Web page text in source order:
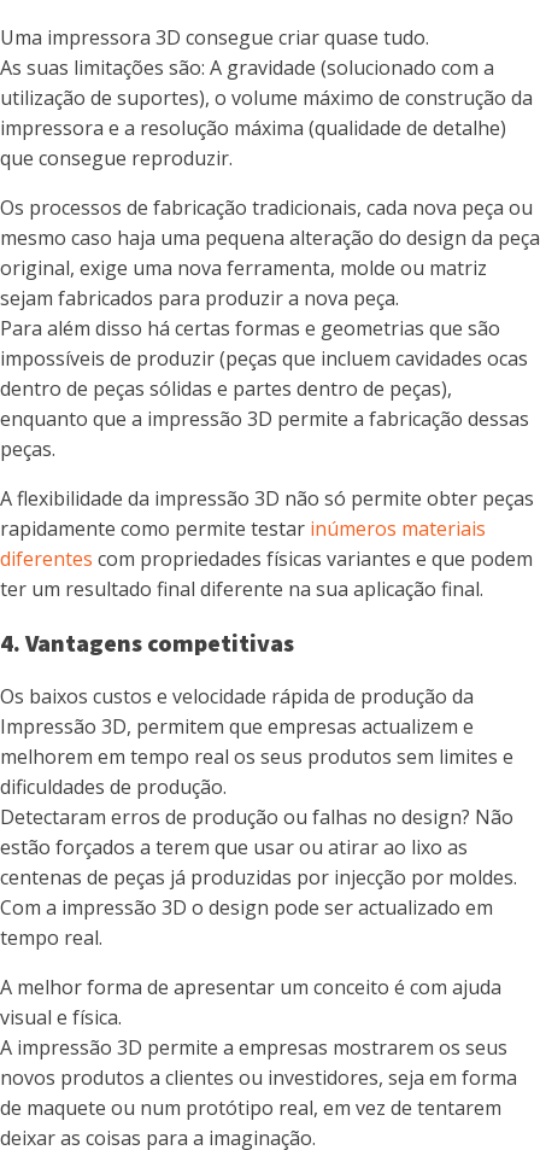
Uma impressora 3D consegue criar quase tudo.
As suas limitações são: A gravidade (solucionado com a
utilização de suportes), o volume máximo de construção da
impressora e a resolução máxima (qualidade de detalhe)
que consegue reproduzir.
Os processos de fabricação tradicionais, cada nova peça ou
mesmo caso haja uma pequena alteração do design da peça
original, exige uma nova ferramenta, molde ou matriz
sejam fabricados para produzir a nova peça.
Para além disso há certas formas e geometrias que são
impossíveis de produzir (peças que incluem cavidades ocas
dentro de peças sólidas e partes dentro de peças),
enquanto que a impressão 3D permite a fabricação dessas
peças.
A flexibilidade da impressão 3D não só permite obter peças
rapidamente como permite testar inúmeros materiais
diferentes com propriedades físicas variantes e que podem
ter um resultado final diferente na sua aplicação final.
4. Vantagens competitivas
Os baixos custos e velocidade rápida de produção da
Impressão 3D, permitem que empresas actualizem e
melhorem em tempo real os seus produtos sem limites e
dificuldades de produção.
Detectaram erros de produção ou falhas no design? Não
estão forçados a terem que usar ou atirar ao lixo as
centenas de peças já produzidas por injecção por moldes.
Com a impressão 3D o design pode ser actualizado em
tempo real.
A melhor forma de apresentar um conceito é com ajuda
visual e física.
A impressão 3D permite a empresas mostrarem os seus
novos produtos a clientes ou investidores, seja em forma
de maquete ou num protótipo real, em vez de tentarem
deixar as coisas para a imaginação.